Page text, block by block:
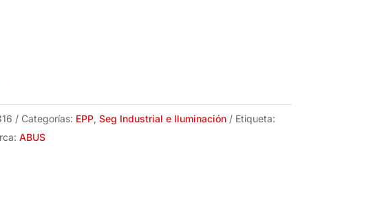
Categorías: EPP, Seg Industrial e Iluminación
Etiqueta:
ABUS